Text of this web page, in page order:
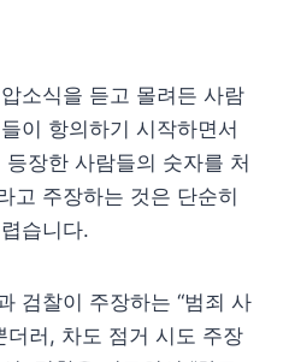
소식을 듣고 몰려든 사람
이 항의하기 시작하면서
장한 사람들의 숫자를 처
고 주장하는 것은 단순히
습니다.
검찰이 주장하는 “범죄 사
더러, 차도 점거 시도 주장